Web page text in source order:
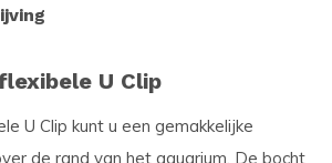
U Clip
U Clip kunt u een gemakkelijke
de rand van het aquarium. De bocht